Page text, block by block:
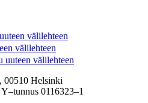
välilehteen
välilehteen
uuteen välilehteen
00510 Helsinki
Y–tunnus 0116323–1